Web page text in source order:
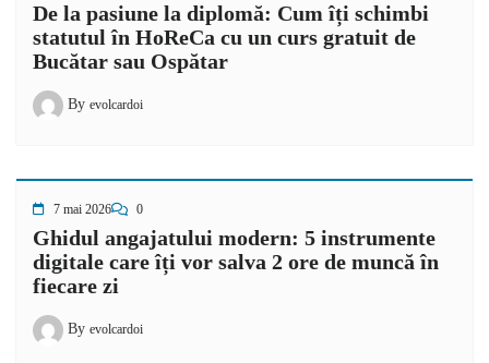
De la pasiune la diplomă: Cum îți schimbi
statutul în HoReCa cu un curs gratuit de
Bucătar sau Ospătar
By evolcardoi
7 mai 2026 0
Ghidul angajatului modern: 5 instrumente
digitale care îți vor salva 2 ore de muncă în
fiecare zi
By evolcardoi